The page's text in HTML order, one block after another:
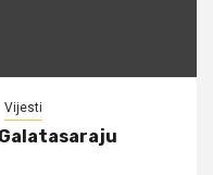
Vijesti